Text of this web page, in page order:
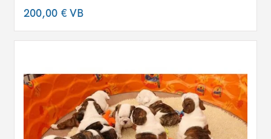
200,00 €VB